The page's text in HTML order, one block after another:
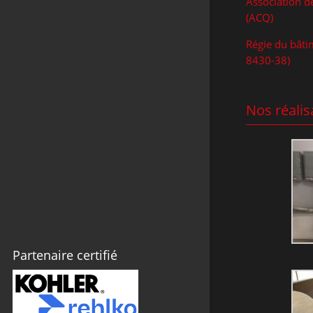
Partenaire certifié
(ACQ)
Régie du
8430-38)
Nos